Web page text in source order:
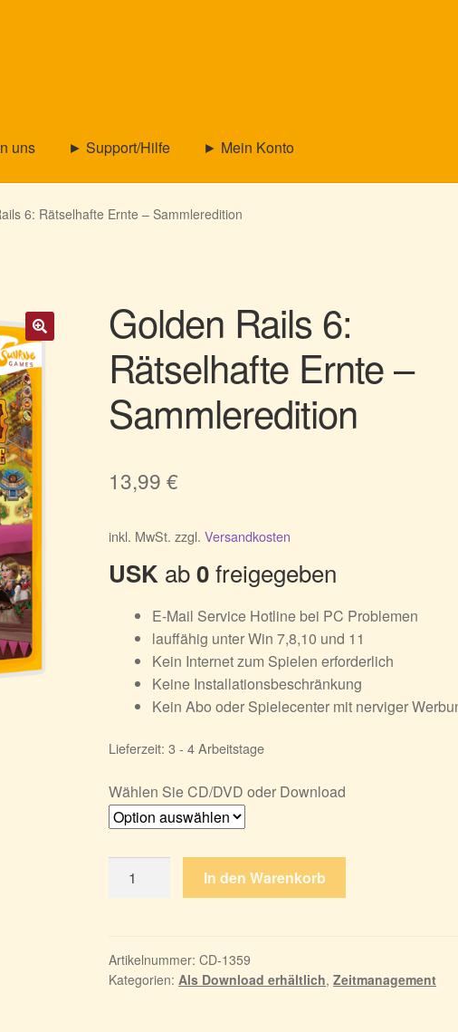
uns ► Support/Hilfe ► Mein Konto
6: Rätselhafte Ernte – Sammleredition
🔍
Golden Rails 6:
Rätselhafte Ernte –
Sammleredition
13,99€
inkl. MwSt. zzgl.Versandkosten
USK ab0freigegeben
E-Mail Service Hotline bei PC Problemen
lauffähig unter Win 7,8,10 und 11
Kein Internet zum Spielen erforderlich
Keine Installationsbeschränkung
Kein Abo oder Spielecenter mit nerviger
Lieferzeit:3 - 4 Arbeitstage
Wählen Sie CD/DVD oder Download
Rails
Ernte
-
In den Warenkorb
Artikelnummer:CD-1359
Kategorien: Als Download erhältlich,Zeitmanagement